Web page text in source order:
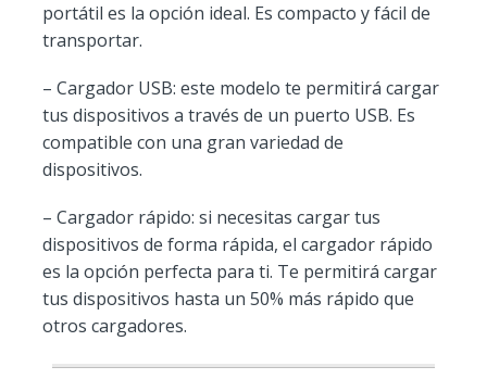
portátil es la opción ideal. Es compacto y fácil de
transportar.
– Cargador USB: este modelo te permitirá cargar
tus dispositivos a través de un puerto USB. Es
compatible con una gran variedad de
dispositivos.
– Cargador rápido: si necesitas cargar tus
dispositivos de forma rápida, el cargador rápido
es la opción perfecta para ti. Te permitirá cargar
tus dispositivos hasta un 50% más rápido que
otros cargadores.